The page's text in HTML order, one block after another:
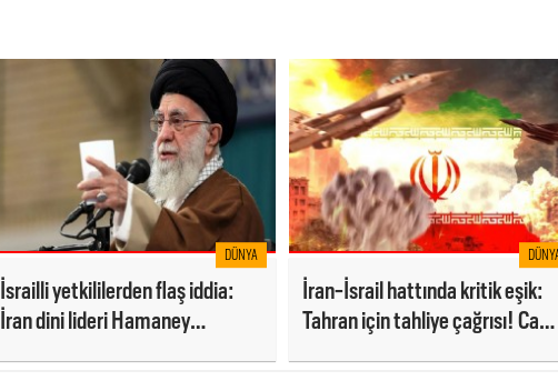
DÜNYA
İsrailli yetkililerden flaş iddia:
İran dini lideri Hamaney
İran-İsrail hattında kritik eşik:
Tahran için tahliye çağrısı! Can